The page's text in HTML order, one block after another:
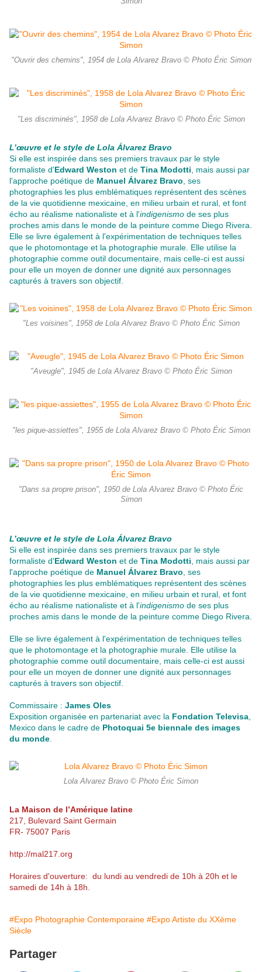
"Ouvrir des chemins", 1954 de Lola Alvarez Bravo © Photo Éric Simon
"Les discriminés", 1958 de Lola Alvarez Bravo © Photo Éric Simon
L’œuvre et le style de Lola Álvarez Bravo
Si elle est inspirée dans ses premiers travaux par le style
formaliste d'Edward Weston et de Tina Modotti , mais aussi par
l'approche poétique de Manuel Álvarez Bravo , ses
photographies les plus emblématiques représentent des scènes
de la vie quotidienne mexicaine, en milieu urbain et rural, et font
écho au réalisme nationaliste et à l'indigenismo de ses plus
proches amis dans le monde de la peinture comme Diego Rivera.
Elle se livre également à l'expérimentation de techniques telles
que le photomontage et la photographie murale. Elle utilise la
photographie comme outil documentaire, mais celle-ci est aussi
pour elle un moyen de donner une dignité aux personnages
capturés à travers son objectif.
"Les voisines", 1958 de Lola Alvarez Bravo © Photo Éric Simon
"Aveugle", 1945 de Lola Alvarez Bravo © Photo Éric Simon
"les pique-assiettes", 1955 de Lola Alvarez Bravo © Photo Éric Simon
"Dans sa propre prison", 1950 de Lola Alvarez Bravo © Photo Éric
Simon
L’œuvre et le style de Lola Álvarez Bravo
Si elle est inspirée dans ses premiers travaux par le style
formaliste d'Edward Weston et de Tina Modotti , mais aussi par
l'approche poétique de Manuel Álvarez Bravo , ses
photographies les plus emblématiques représentent des scènes
de la vie quotidienne mexicaine, en milieu urbain et rural, et font
écho au réalisme nationaliste et à l'indigenismo de ses plus
proches amis dans le monde de la peinture comme Diego Rivera.
Elle se livre également à l'expérimentation de techniques telles
que le photomontage et la photographie murale. Elle utilise la
photographie comme outil documentaire, mais celle-ci est aussi
pour elle un moyen de donner une dignité aux personnages
capturés à travers son objectif.
Commissaire : James Oles
Exposition organisée en partenariat avec la Fondation Televisa
Mexico dans le cadre de Photoquai 5e biennale des images
du monde
Lola Alvarez Bravo © Photo Éric Simon
La Maison de l’Amérique latine
217, Bulevard Saint Germain
FR- 75007 Paris
http://mal217.org
Horaires d'ouverture: du lundi au vendredi de 10h à 20h et le
samedi de 14h à 18h.
#Expo Photographie Contemporaine #Expo Artiste du XXème
Siècle
Partager